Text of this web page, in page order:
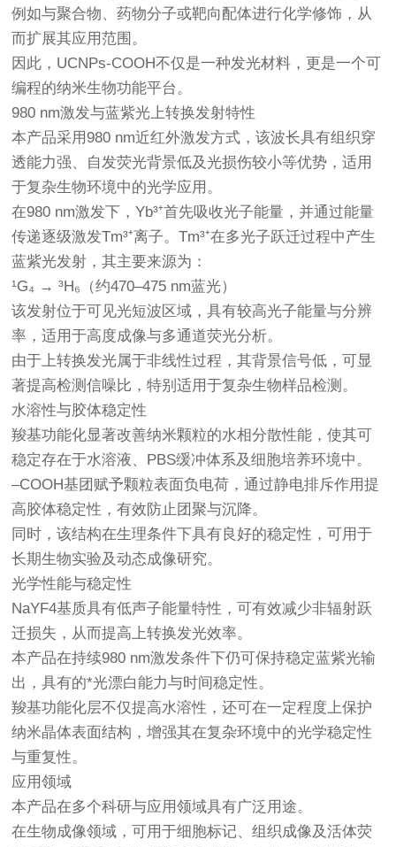
例如与聚合物、药物分子或靶向配体进行化学修饰，从
而扩展其应用范围。
因此，UCNPs-COOH不仅是一种发光材料，更是一个可
编程的纳米生物功能平台。
980 nm激发与蓝紫光上转换发射特性
本产品采用980 nm近红外激发方式，该波长具有组织穿
透能力强、自发荧光背景低及光损伤较小等优势，适用
于复杂生物环境中的光学应用。
在980 nm激发下，Yb³⁺首先吸收光子能量，并通过能量
传递逐级激发Tm³⁺离子。Tm³⁺在多光子跃迁过程中产生
蓝紫光发射，其主要来源为：
¹G₄ → ³H₆（约470–475 nm蓝光）
该发射位于可见光短波区域，具有较高光子能量与分辨
率，适用于高度成像与多通道荧光分析。
由于上转换发光属于非线性过程，其背景信号低，可显
著提高检测信噪比，特别适用于复杂生物样品检测。
水溶性与胶体稳定性
羧基功能化显著改善纳米颗粒的水相分散性能，使其可
稳定存在于水溶液、PBS缓冲体系及细胞培养环境中。
–COOH基团赋予颗粒表面负电荷，通过静电排斥作用提
高胶体稳定性，有效防止团聚与沉降。
同时，该结构在生理条件下具有良好的稳定性，可用于
长期生物实验及动态成像研究。
光学性能与稳定性
NaYF4基质具有低声子能量特性，可有效减少非辐射跃
迁损失，从而提高上转换发光效率。
本产品在持续980 nm激发条件下仍可保持稳定蓝紫光输
出，具有的*光漂白能力与时间稳定性。
羧基功能化层不仅提高水溶性，还可在一定程度上保护
纳米晶体表面结构，增强其在复杂环境中的光学稳定性
与重复性。
应用领域
本产品在多个科研与应用领域具有广泛用途。
在生物成像领域，可用于细胞标记、组织成像及活体荧